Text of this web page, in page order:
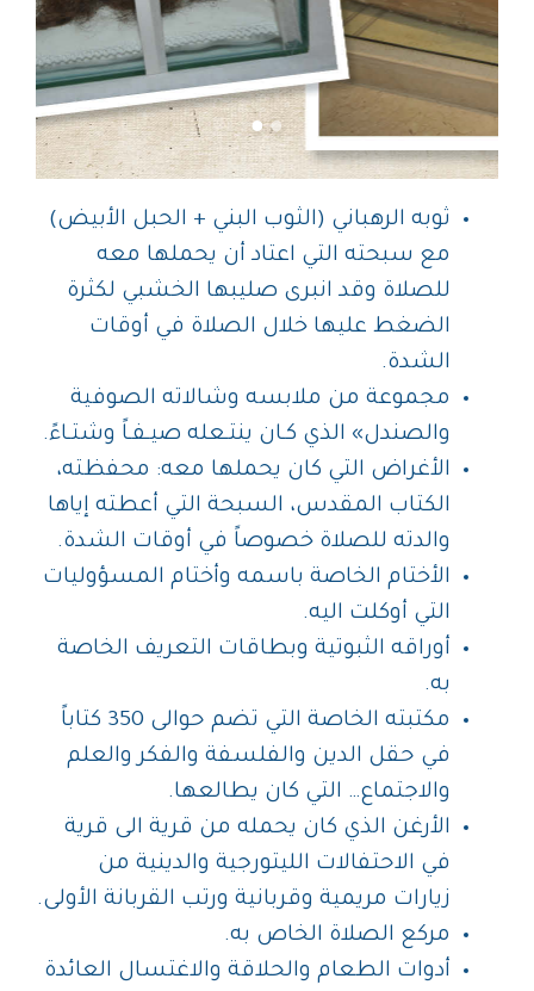
ثوبه الرهباني (الثوب البني + الحبل الأبيض)
مع سبحته التي اعتاد أن يحملها معه
للصلاة وقد انبرى صليبها الخشبي لكثرة
الضغط عليها خلال الصلاة في أوقات
الشدة.
مجموعة من ملابسه وشالاته الصوفية
والصندل» الذي كـان ينتـعله صيـفـاً وشتـاءً.
الأغراض التي كان يحملها معه: محفظته،
الكتاب المقدس، السبحة التي أعطته إياها
والدته للصلاة خصوصاً في أوقات الشدة.
الأختام الخاصة باسمه وأختام المسؤوليات
التي أوكلت اليه.
أوراقه الثبوتية وبطاقات التعريف الخاصة
به.
مكتبته الخاصة التي تضم حوالى 350 كتاباً
في حقل الدين والفلسفة والفكر والعلم
والاجتماع… التي كان يطالعها.
الأرغن الذي كان يحمله من قرية الى قرية
في الاحتفالات الليتورجية والدينية من
زيارات مريمية وقربانية ورتب القربانة الأولى.
مركع الصلاة الخاص به.
أدوات الطعام والحلاقة والاغتسال العائدة